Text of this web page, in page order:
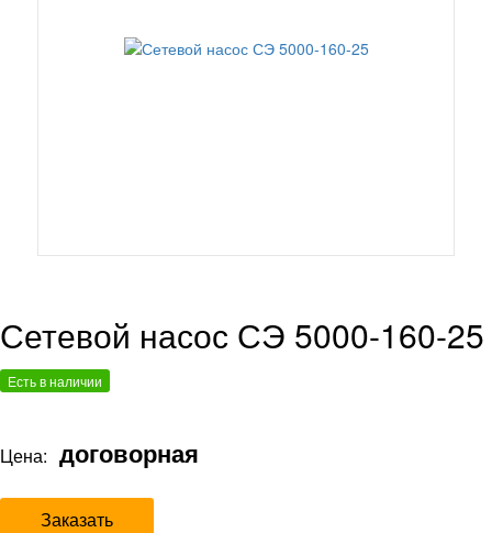
Сетевой насос СЭ 5000-160-25
Есть в наличии
Цена: договорная
Заказать